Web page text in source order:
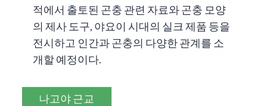
적에서 출토된 곤충 관련 자료와 곤충 모양
의 제사 도구, 야요이 시대의 실크 제품 등을
전시하고 인간과 곤충의 다양한 관계를 소
개할 예정이다.
나고야 근교